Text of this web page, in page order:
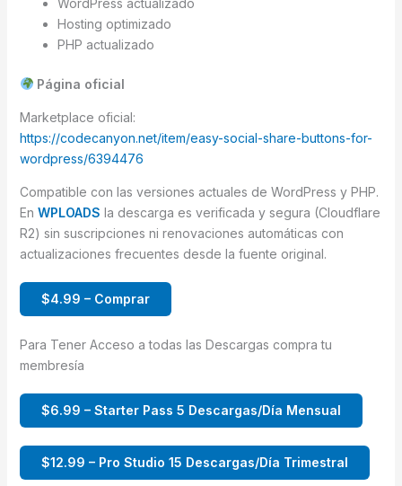
Hosting optimizado
PHP actualizado
Página oficial
Marketplace oficial:
https://codecanyon.net/item/easy-social-share-buttons-for-
wordpress/6394476
Compatible con las versiones actuales de WordPress y PHP.
En WPLOADS la descarga es verificada y segura (Cloudflare
R2) sin suscripciones ni renovaciones automáticas con
actualizaciones frecuentes desde la fuente original.
$4.99 – Comprar
Para Tener Acceso a todas las Descargas compra tu
membresía
$6.99 – Starter Pass 5 Descargas/Día Mensual
$12.99 – Pro Studio 15 Descargas/Día Trimestral